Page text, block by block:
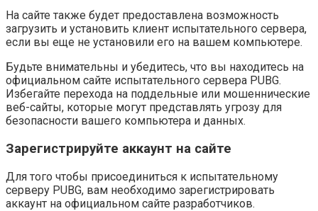
На сайте также будет предоставлена возможность
загрузить и установить клиент испытательного сервера,
если вы еще не установили его на вашем компьютере.
Будьте внимательны и убедитесь, что вы находитесь на
официальном сайте испытательного сервера PUBG.
Избегайте перехода на поддельные или мошеннические
веб-сайты, которые могут представлять угрозу для
безопасности вашего компьютера и данных.
Зарегистрируйте аккаунт на сайте
Для того чтобы присоединиться к испытательному
серверу PUBG, вам необходимо зарегистрировать
аккаунт на официальном сайте разработчиков.